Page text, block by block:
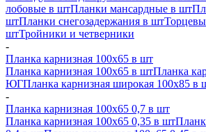
лобовые в штПланки мансардные в шт
штПланки снегозадержания в шт
штТройники и четверники
-
Планка карнизная 100х65 в шт
Планка карнизная 100х65 в штПланка
ЮГПланка карнизная широкая 100х85 в
-
Планка карнизная 100х65 0,7 в шт
Планка карнизная 100х65 0,35 в шт